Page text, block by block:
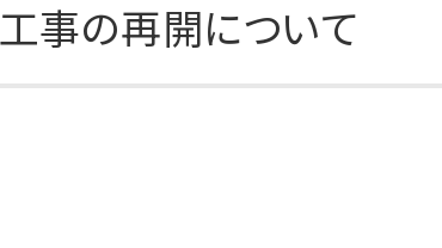
DXの取り組み
ESGデータ集
事の再開について